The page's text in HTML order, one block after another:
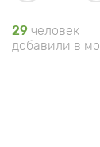
29 человек
добавили в